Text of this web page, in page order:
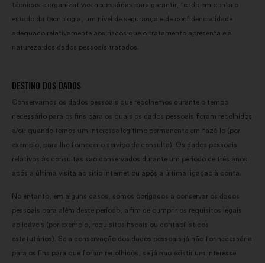
técnicas e organizativas necessárias para garantir, tendo em conta o
estado da tecnologia, um nível de segurança e de confidencialidade
adequado relativamente aos riscos que o tratamento apresenta e à
natureza dos dados pessoais tratados.
DESTINO DOS DADOS
Conservamos os dados pessoais que recolhemos durante o tempo
necessário para os fins para os quais os dados pessoais foram recolhidos
e/ou quando temos um interesse legítimo permanente em fazê-lo (por
exemplo, para lhe fornecer o serviço de consulta). Os dados pessoais
relativos às consultas são conservados durante um período de três anos
após a última visita ao sítio Internet ou após a última ligação à conta.
No entanto, em alguns casos, somos obrigados a conservar os dados
pessoais para além deste período, a fim de cumprir os requisitos legais
aplicáveis (por exemplo, requisitos fiscais ou contabilísticos
estatutários). Se a conservação dos dados pessoais já não for necessária
para os fins para que foram recolhidos, se já não existir um interesse